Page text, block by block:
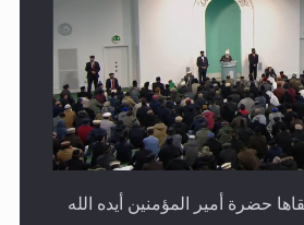
حضرة أمير المؤمنين أيده الله